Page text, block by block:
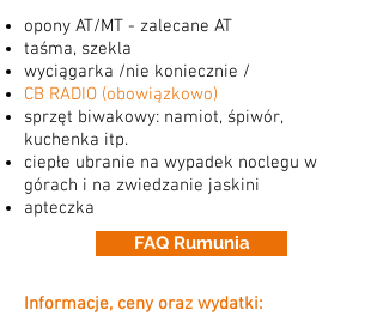
opony AT/MT - zalecane AT
taśma, szekla
wyciągarka /nie koniecznie /
CB RADIO (obowiązkowo)
sprzęt biwakowy: namiot, śpiwór,
kuchenka itp.
ciepłe ubranie na wypadek noclegu w
górach i na zwiedzanie jaskini
apteczka
FAQ Rumunia
Informacje, ceny oraz wydatki: